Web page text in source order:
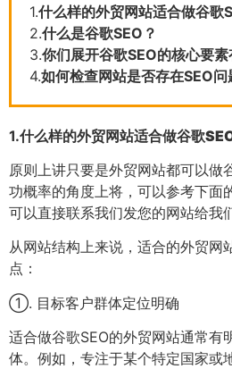
1.什么样的外贸网站适合做谷歌
2.什么是谷歌SEO？
3.你们展开谷歌SEO的核心要素
4.如何检查网站是否存在SEO问
1.什么样的外贸网站适合做谷歌
原则上讲只要是外贸网站都可以做
功概率的角度上将，可以参考下面
可以直接联系我们发您的网站给我
从网站结构上来说，适合的外贸网
点：
①. 目标客户群体定位明确
适合做谷歌SEO的外贸网站通常有
体。例如，专注于某个特定国家或